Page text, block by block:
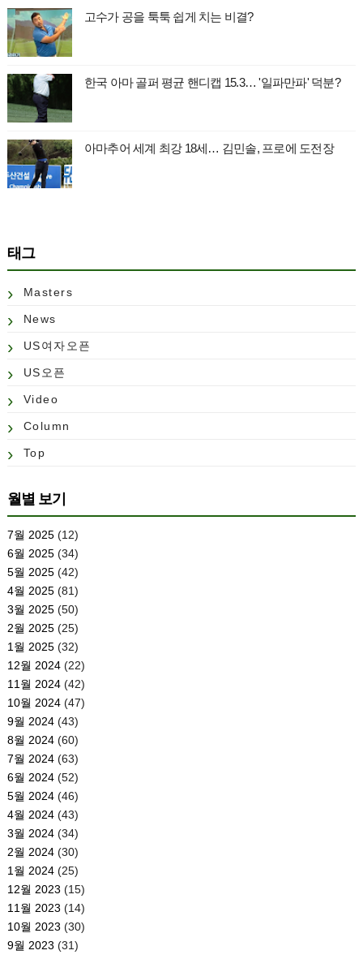
고수가 공을 툭툭 쉽게 치는 비결?
한국 아마 골퍼 평균 핸디캡 15.3… '일파만파' 덕분?
아마추어 세계 최강 18세… 김민솔, 프로에 도전장
태그
Masters
News
US여자오픈
US오픈
Video
Column
Top
월별 보기
7월 2025(12)
6월 2025(34)
5월 2025(42)
4월 2025(81)
3월 2025(50)
2월 2025(25)
1월 2025(32)
12월 2024(22)
11월 2024(42)
10월 2024(47)
9월 2024(43)
8월 2024(60)
7월 2024(63)
6월 2024(52)
5월 2024(46)
4월 2024(43)
3월 2024(34)
2월 2024(30)
1월 2024(25)
12월 2023 (15)
11월 2023 (14)
10월 2023 (30)
9월 2023 (31)